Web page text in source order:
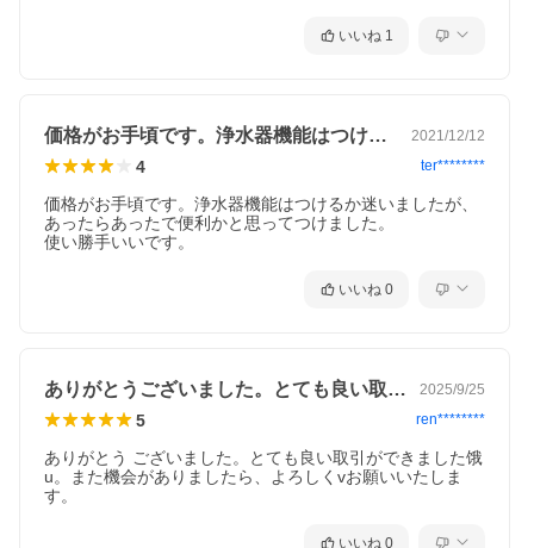
いいね 1
価格がお手頃です。浄水器機能はつけるか… 2021/12/12
4 ter********
価格がお手頃です。浄水器機能はつけるか迷いましたが、
あったらあったで便利かと思ってつけました。
いいね 0
ありがとうございました。とても良い取引… 2025/9/25
5 ren********
ありがとう ございました。とても良い取引ができました饿
u。また機会がありましたら、よろしくvお願いいたしま
す。
いいね 0